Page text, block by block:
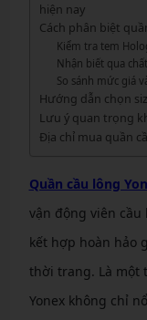
hiện nay
Cách phân biệt
Kiểm tra tem
Nhận biết qua
So sánh mức giá
Hướng dẫn chọn
Lưu ý quan trọng
Địa chỉ mua quần
Quần cầu lông
vận động viên
kết hợp hoàn hảo
thời trang. Là một
Yonex không chỉ